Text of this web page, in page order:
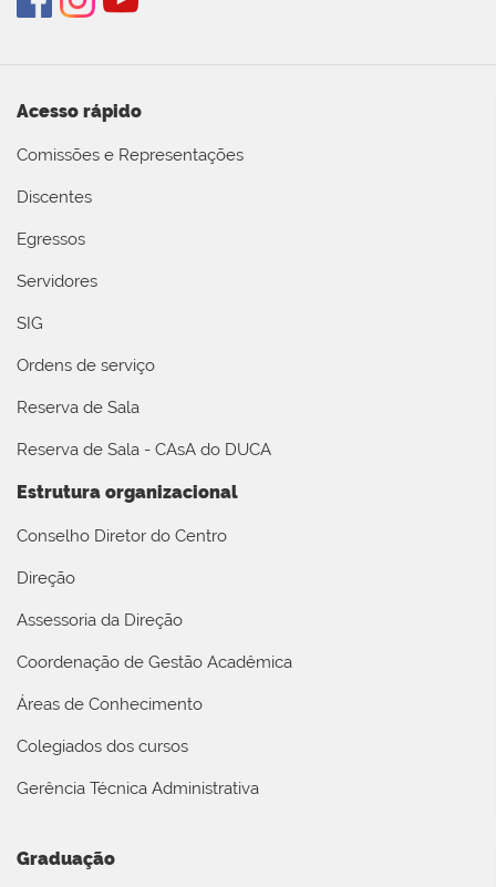
Acesso rápido
Comissões e Representações
Discentes
Egressos
Servidores
SIG
Ordens de serviço
Reserva de Sala
Reserva de Sala - CAsA do DUCA
Estrutura organizacional
Conselho Diretor do Centro
Direção
Assessoria da Direção
Coordenação de Gestão Acadêmica
Áreas de Conhecimento
Colegiados dos cursos
Gerência Técnica Administrativa
Graduação